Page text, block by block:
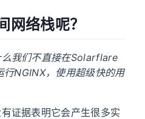
网络栈呢？
么我们不直接在Solarflare
行NGINX，使用超级快的用
证据表明它会产生很多实